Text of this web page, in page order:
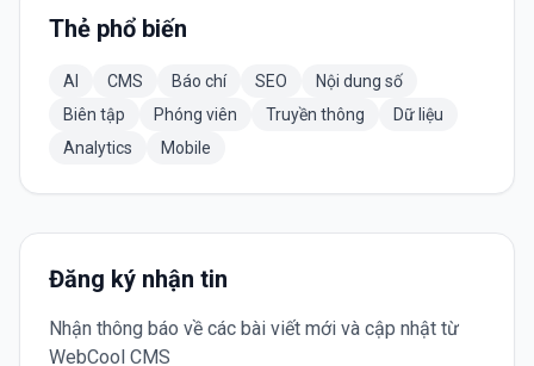
Thẻ phổ biến
AI CMS Báo chí SEO
Nội dung số
Biên tập
Phóng viên Truyền thông
Dữ liệu
Analytics
Mobile
Đăng ký nhận tin
Nhận thông báo về các bài viết mới và cập nhật từ
WebCool CMS